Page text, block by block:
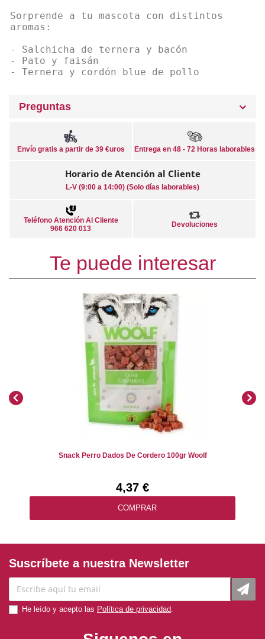
Sorprende a tu mascota con distintos
aromas:
- Salchicha de ternera y bacón
- Pato y faisán
- Ternera y cordón blue de pollo
Preguntas
Envío gratis a partir de 39 €uros Entrega en 48 - 72 Horas laborables
Horario de Atención al Cliente
L-V (9:00 a 14:00) (Solo días laborables)
Teléfono Atención Al Cliente
966 620 013
Devoluciones
Te puede interesar
Snack Perro Dados De Cordero 100gr Woolf
4,37 €
COMPRAR
Suscríbete a nuestra Newsletter
He leído y acepto las Política de privacidad